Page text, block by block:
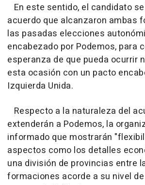
En este sentido, el candidato
acuerdo que alcanzaron ambas
las pasadas elecciones
encabezado por Podemos, para
esperanza de que pueda ocurrir
esta ocasión con un pacto
Izquierda Unida.
Respecto a la naturaleza del
extenderán a Podemos, la
informado que mostrarán
aspectos como los detalles
una división de provincias entre
formaciones acorde a su nivel de